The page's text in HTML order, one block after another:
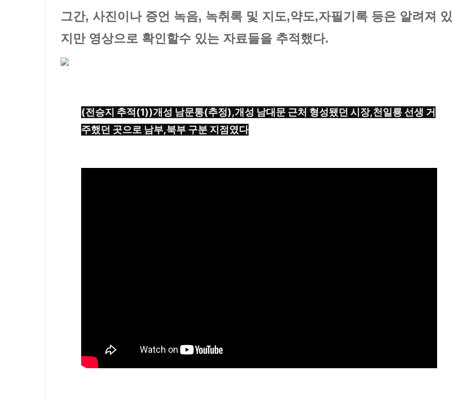
그간, 사진이나 증언 녹음, 녹취록 및 지도,약도,자필기록 등은 알려져 있
지만 영상으로 확인할수 있는 자료들을 추적했다.
(전승지 추적(1))개성 남문통(추정),개성 남대문 근처 형성됐던 시장,천일룡 선생 거
주했던 곳으로 남부,북부 구분 지점였다